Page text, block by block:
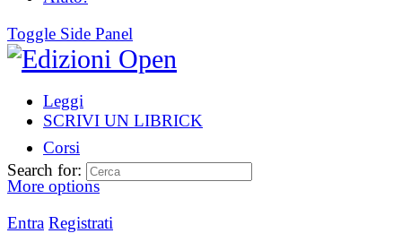
Toggle Side Panel
Leggi
SCRIVI UN LIBRICK
Corsi
More options
Entra Registrati
Search for: